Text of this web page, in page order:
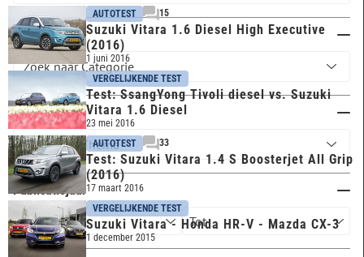
Categorie
Thema
Publicatiejaar
AUTOTEST 15
Suzuki Vitara 1.6 Diesel High Executive
(2016)
1 juni 2016
VERGELIJKENDE TEST
Test: SsangYong Tivoli diesel vs. Suzuki
Vitara 1.6 Diesel
23 mei 2016
AUTOTEST
33
Test: Suzuki Vitara 1.4 S Boosterjet All Grip
(2016)
17 maart 2016
VERGELIJKENDE TEST
Suzuki Vitara - Honda HR-V - Mazda CX-3
1 december 2015